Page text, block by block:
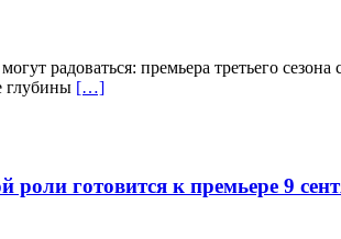
радоваться: премьера третьего
глубины […]
готовится к премьере 9